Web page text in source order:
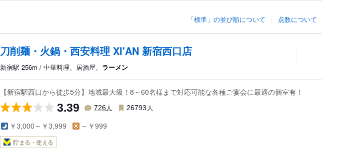
点数について
「標準」の並び順について
刀削麺・火鍋・西安料理 XI'AN 新宿西口店
新宿駅 256m / 中華料理、居酒屋、 ラーメン
【新宿駅西口から徒歩5分】地域最大級！8～60名様まで対応可能な各種ご宴会に最適の個室有！
3.39 726人 26793 人
￥3,000～￥3,999 ～￥999
貯まる・使える